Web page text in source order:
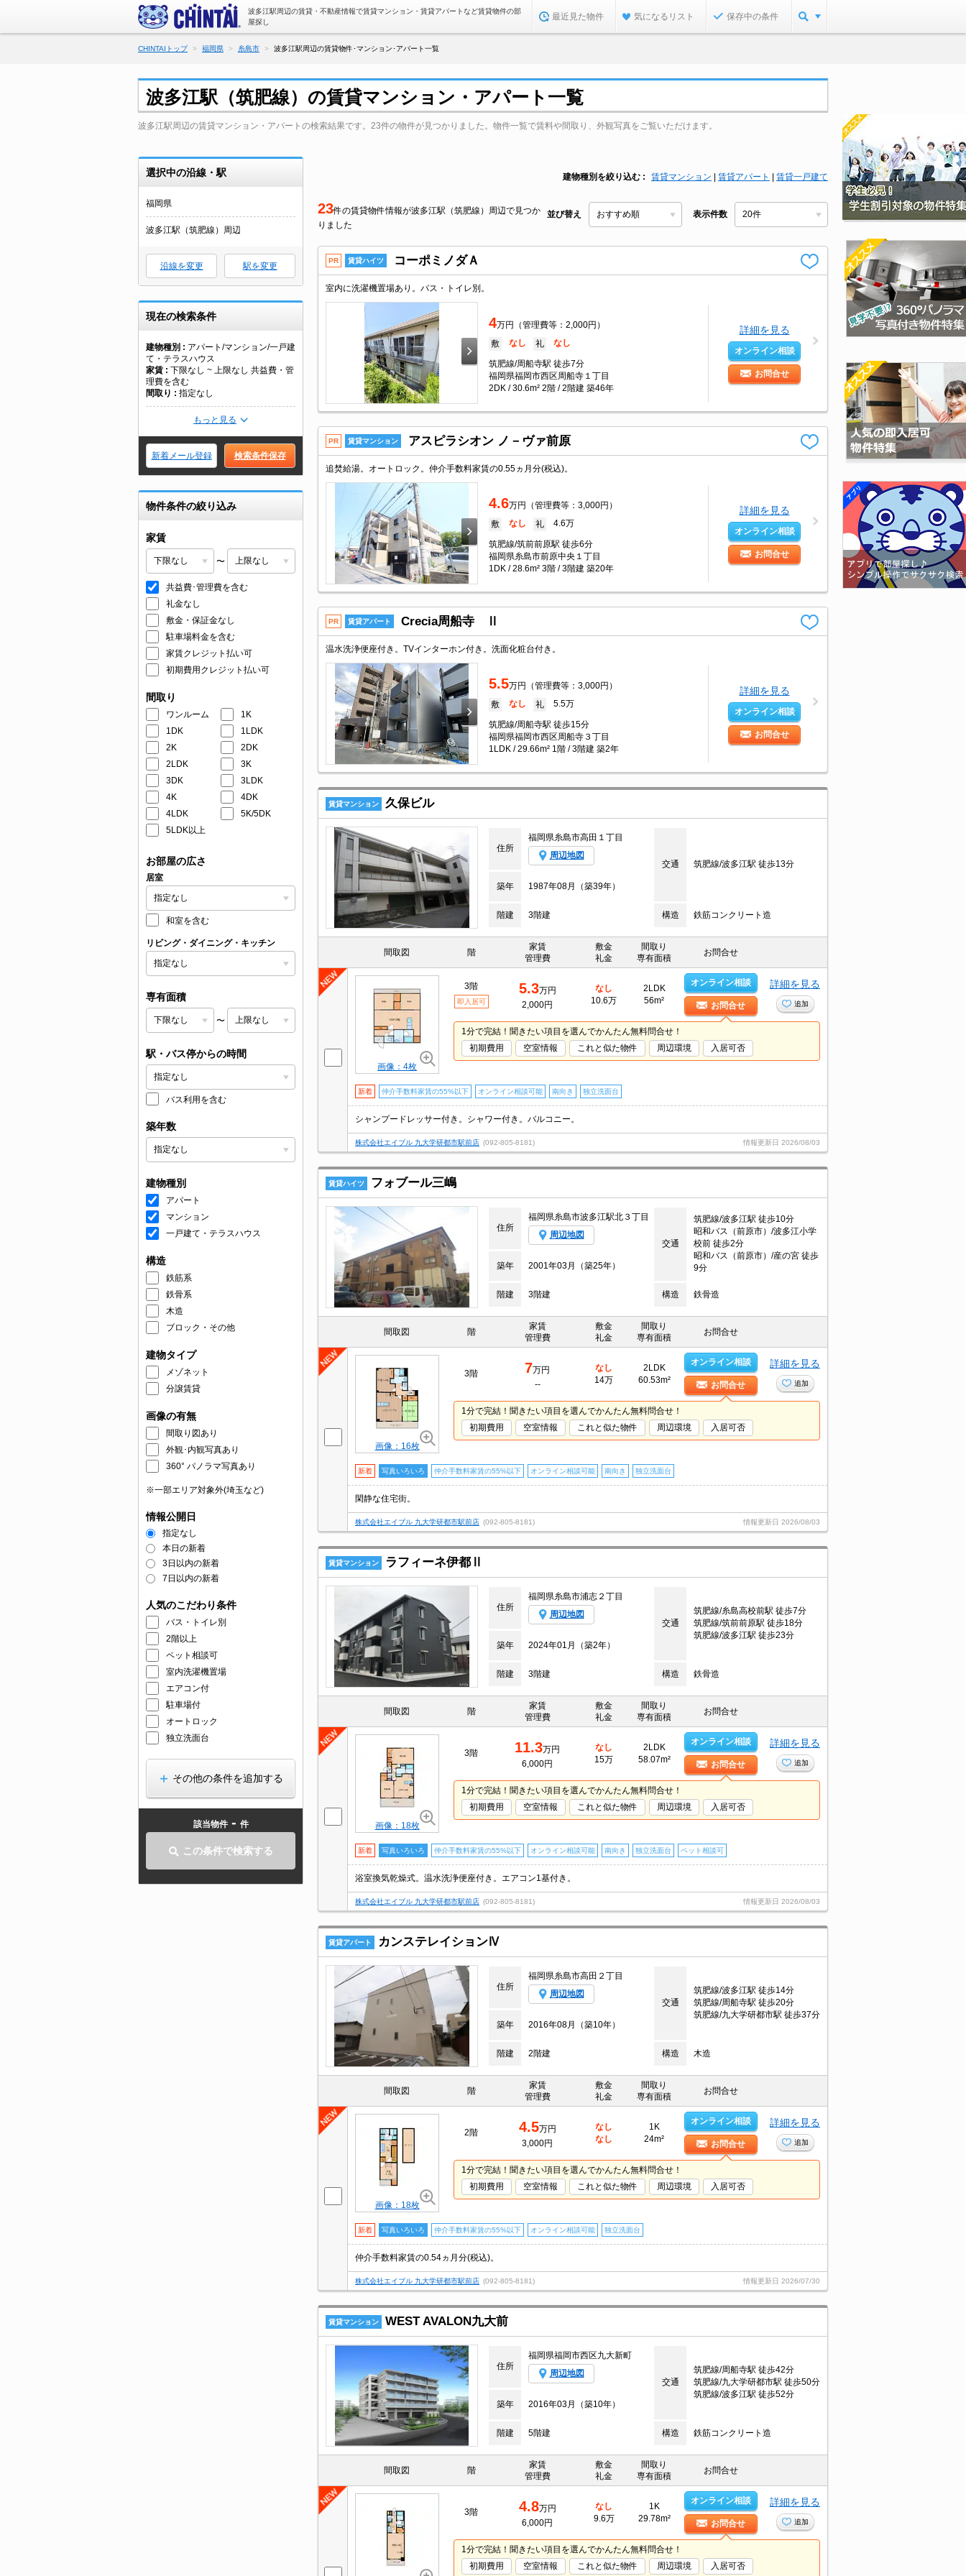
波多江駅周辺の賃貸・不動産情報で賃貸マンション・賃貸アパートなど賃貸物件の部
屋探し
最近見た物件 気になるリスト 保存中の条件
CHINTAIトップ 福岡県 糸島市 波多江駅周辺の賃貸物件･マンション･アパート一覧
波多江駅（筑肥線）の賃貸マンション・アパート一覧
波多江駅周辺の賃貸マンション・アパートの検索結果です。23件の物件が見つかりました。物件一覧で賃料や間取り、外観写真をご覧いただけます。
選択中の沿線・駅
福岡県
波多江駅（筑肥線）周辺
沿線を変更 駅を変更
現在の検索条件
建物種別
アパート/マンション/一戸建
て・テラスハウス
家賃
下限なし ~ 上限なし 共益費・管
理費を含む
間取り
指定なし
もっと見る
新着メール登録 検索条件保存
物件条件の絞り込み
家賃
〜
共益費･管理費を含む
礼金なし
敷金・保証金なし
駐車場料金を含む
家賃クレジット払い可
初期費用クレジット払い可
間取り
ワンルーム
1K
1DK
1LDK
2K
2DK
2LDK
3K
3DK
3LDK
4K
4DK
4LDK
5K/5DK
5LDK以上
お部屋の広さ
居室
和室を含む
リビング・ダイニング・キッチン
専有面積
〜
駅・バス停からの時間
バス利用を含む
築年数
建物種別
アパート
マンション
一戸建て・テラスハウス
構造
鉄筋系
鉄骨系
木造
ブロック・その他
建物タイプ
メゾネット
分譲賃貸
画像の有無
間取り図あり
外観･内観写真あり
360° パノラマ写真あり
※一部エリア対象外(埼玉など)
情報公開日
指定なし
本日の新着
3日以内の新着
7日以内の新着
人気のこだわり条件
バス・トイレ別
2階以上
ペット相談可
室内洗濯機置場
エアコン付
駐車場付
オートロック
独立洗面台
その他の条件を追加する
該当物件 - 件
この条件で検索する
建物種別を絞り込む 賃貸マンション 賃貸アパート 賃貸一戸建て
23件の賃貸物件情報が波多江駅（筑肥線）周辺で見つか
りました
並び替え 表示件数
PR 賃貸ハイツ コーポミノダＡ
室内に洗濯機置場あり。バス・トイレ別。
4万円（管理費等：2,000円）
敷 なし 礼 なし
筑肥線/周船寺駅 徒歩7分
福岡県福岡市西区周船寺１丁目
2DK / 30.6m² 2階 / 2階建 築46年
詳細を見る
オンライン相談
お問合せ
PR 賃貸マンション アスピラシオン ノ－ヴァ前原
追焚給湯。オートロック。仲介手数料家賃の0.55ヵ月分(税込)。
4.6万円（管理費等：3,000円）
敷 なし 礼 4.6万
筑肥線/筑前前原駅 徒歩6分
福岡県糸島市前原中央１丁目
1DK / 28.6m² 3階 / 3階建 築20年
詳細を見る
オンライン相談
お問合せ
PR 賃貸アパート Crecia周船寺 Ⅱ
温水洗浄便座付き。TVインターホン付き。洗面化粧台付き。
5.5万円（管理費等：3,000円）
敷 なし 礼 5.5万
筑肥線/周船寺駅 徒歩15分
福岡県福岡市西区周船寺３丁目
1LDK / 29.66m² 1階 / 3階建 築2年
詳細を見る
オンライン相談
お問合せ
賃貸マンション 久保ビル
住所
福岡県糸島市高田１丁目
周辺地図
交通
筑肥線/波多江駅 徒歩13分
築年 1987年08月（築39年）
階建 3階建 構造 鉄筋コンクリート造
間取図 階
家賃
管理費
敷金
礼金
間取り
専有面積
お問合せ
画像：4枚
3階
即入居可
5.3万円
2,000円
なし
10.6万
2LDK
56m²
オンライン相談
お問合せ
詳細を見る
追加
1分で完結！聞きたい項目を選んでかんたん無料問合せ！
初期費用
空室情報 これと似た物件 周辺環境 入居可否
新着 仲介手数料家賃の55%以下 オンライン相談可能 南向き 独立洗面台
シャンプードレッサー付き。シャワー付き。バルコニー。
株式会社エイブル 九大学研都市駅前店 (092-805-8181) 情報更新日 2026/08/03
賃貸ハイツ フォブール三嶋
住所
福岡県糸島市波多江駅北３丁目
周辺地図
交通
筑肥線/波多江駅 徒歩10分
昭和バス（前原市）/波多江小学
校前 徒歩2分
昭和バス（前原市）/産の宮 徒歩
9分
築年 2001年03月（築25年）
階建 3階建 構造 鉄骨造
間取図 階
家賃
管理費
敷金
礼金
間取り
専有面積
お問合せ
画像：16枚
3階 7万円
--
なし
14万
2LDK
60.53m²
オンライン相談
お問合せ
詳細を見る
追加
1分で完結！聞きたい項目を選んでかんたん無料問合せ！
初期費用
空室情報 これと似た物件 周辺環境 入居可否
新着 写真いろいろ 仲介手数料家賃の55%以下 オンライン相談可能 南向き 独立洗面台
閑静な住宅街。
株式会社エイブル 九大学研都市駅前店 (092-805-8181) 情報更新日 2026/08/03
賃貸マンション ラフィーネ伊都Ⅱ
住所
福岡県糸島市浦志２丁目
周辺地図
交通
筑肥線/糸島高校前駅 徒歩7分
筑肥線/筑前前原駅 徒歩18分
筑肥線/波多江駅 徒歩23分
築年
2024年01月（築2年）
階建 3階建 構造 鉄骨造
間取図 階
家賃
管理費
敷金
礼金
間取り
専有面積
お問合せ
画像：18枚
3階 11.3万円
6,000円
なし
15万
2LDK
58.07m²
オンライン相談
お問合せ
詳細を見る
追加
1分で完結！聞きたい項目を選んでかんたん無料問合せ！
初期費用
空室情報 これと似た物件 周辺環境 入居可否
新着 写真いろいろ 仲介手数料家賃の55%以下 オンライン相談可能 南向き 独立洗面台 ペット相談可
浴室換気乾燥式。温水洗浄便座付き。エアコン1基付き。
株式会社エイブル 九大学研都市駅前店 (092-805-8181) 情報更新日 2026/08/03
賃貸アパート カンステレイションⅣ
住所
福岡県糸島市高田２丁目
周辺地図
交通
筑肥線/波多江駅 徒歩14分
筑肥線/周船寺駅 徒歩20分
筑肥線/九大学研都市駅 徒歩37分
築年
2016年08月（築10年）
階建 2階建 構造 木造
間取図 階
家賃
管理費
敷金
礼金
間取り
専有面積
お問合せ
画像：18枚
2階 4.5万円
3,000円
なし
なし
1K
24m²
オンライン相談
お問合せ
詳細を見る
追加
1分で完結！聞きたい項目を選んでかんたん無料問合せ！
初期費用
空室情報 これと似た物件 周辺環境 入居可否
新着 写真いろいろ 仲介手数料家賃の55%以下 オンライン相談可能 独立洗面台
仲介手数料家賃の0.54ヵ月分(税込)。
株式会社エイブル 九大学研都市駅前店 (092-805-8181) 情報更新日 2026/07/30
賃貸マンション WEST AVALON九大前
住所
福岡県福岡市西区九大新町
周辺地図
交通
筑肥線/周船寺駅 徒歩42分
筑肥線/九大学研都市駅 徒歩50分
筑肥線/波多江駅 徒歩52分
築年
2016年03月（築10年）
階建 5階建 構造 鉄筋コンクリート造
間取図 階
家賃
管理費
敷金
礼金
間取り
専有面積
お問合せ
3階 4.8万円
6,000円
なし
9.6万
1K
29.78m²
オンライン相談
お問合せ
詳細を見る
追加
1分で完結！聞きたい項目を選んでかんたん無料問合せ！
初期費用
空室情報 これと似た物件 周辺環境 入居可否